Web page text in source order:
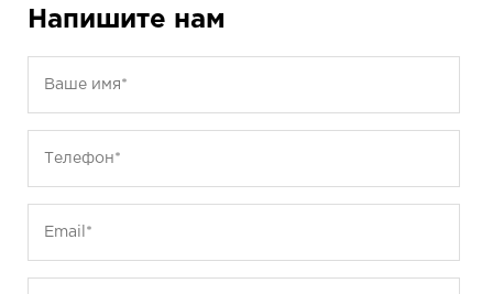
Напишите нам
Ваше имя*
Телефон*
Email*